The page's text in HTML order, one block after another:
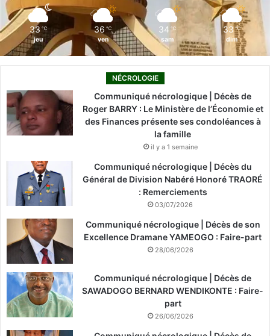
33 ℃
jeu
36 ℃
ven
34 ℃
sam
33 ℃
dim
NÉCROLOGIE
Communiqué nécrologique | Décès de
Roger BARRY : Le Ministère de l’Économie et
des Finances présente ses condoléances à
la famille
il y a 1 semaine
Communiqué nécrologique | Décès du
Général de Division Nabéré Honoré TRAORÉ
: Remerciements
03/07/2026
Communiqué nécrologique | Décès de son
Excellence Dramane YAMEOGO : Faire-part
28/06/2026
Communiqué nécrologique | Décès de
SAWADOGO BERNARD WENDIKONTE : Faire-
part
26/06/2026